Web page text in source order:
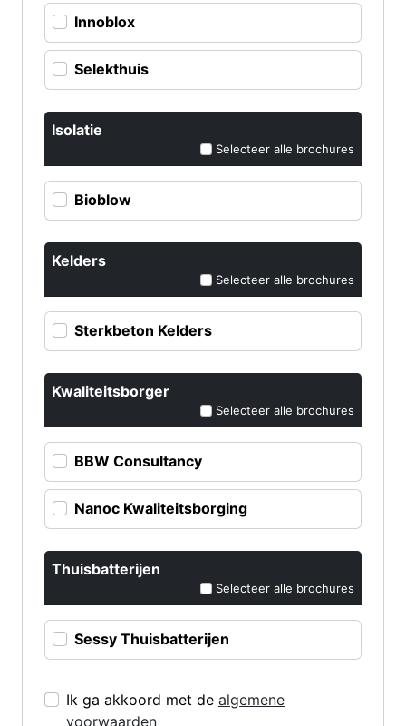
Innoblox
Selekthuis
Isolatie
Selecteer alle brochures
Bioblow
Kelders
Selecteer alle brochures
Sterkbeton Kelders
Kwaliteitsborger
Selecteer alle brochures
BBW Consultancy
Nanoc Kwaliteitsborging
Thuisbatterijen
Selecteer alle brochures
Sessy Thuisbatterijen
Ik ga akkoord met de algemene
voorwaarden